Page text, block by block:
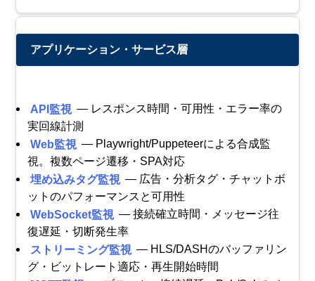
アプリケーション・サービス層
API監視 — レスポンス時間・可用性・エラー率の
実回線計測
Web監視 — Playwright/Puppeteerによる合成監
視。複数ページ遷移・SPA対応
埋め込みタグ監視 — 広告・分析タグ・チャットボ
ットのパフォーマンスと可用性
WebSocket監視 — 接続確立時間・メッセージ往
復遅延・切断発生率
ストリーミング監視 — HLS/DASHのバッファリン
グ・ビットレート適応・再生開始時間